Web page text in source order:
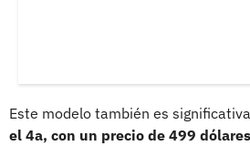
Este modelo también es
el 4a, con un precio de 499